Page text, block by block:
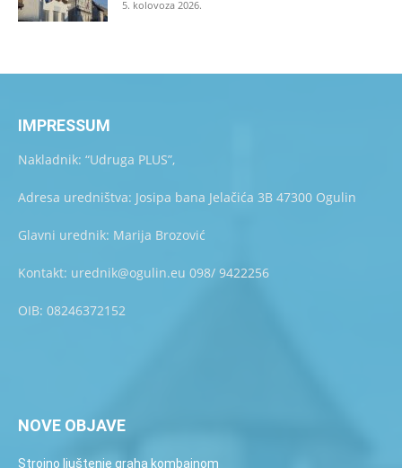
5. kolovoza 2026.
IMPRESSUM
Nakladnik: “Udruga PLUS”,
Adresa uredništva: Josipa bana Jelačića 3B 47300 Ogulin
Glavni urednik: Marija Brozović
Kontakt: urednik@ogulin.eu 098/ 9422256
OIB: 08246372152
NOVE OBJAVE
Strojno ljuštenje graha kombajnom